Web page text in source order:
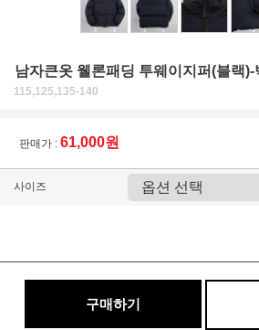
남자큰옷 웰론패딩 투웨이지퍼(블랙
115,125,135-140
판매가 : 61,000원
사이즈
구매하기